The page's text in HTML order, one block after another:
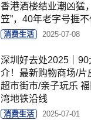
香港酒楼结业潮凶猛
笠”，40年老字号捱
消费生活 2025-07-08
深圳好去处2025｜
介！最新购物商场/
超市街市/亲子玩乐 福
湾地铁沿线
消费生活 2025-07-01